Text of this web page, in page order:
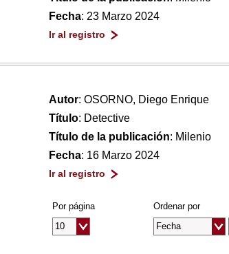
Fecha: 23 Marzo 2024
Ir al registro
Autor: OSORNO, Diego Enrique
Título: Detective
Título de la publicación: Milenio
Fecha: 16 Marzo 2024
Ir al registro
Ordenar por
Por página